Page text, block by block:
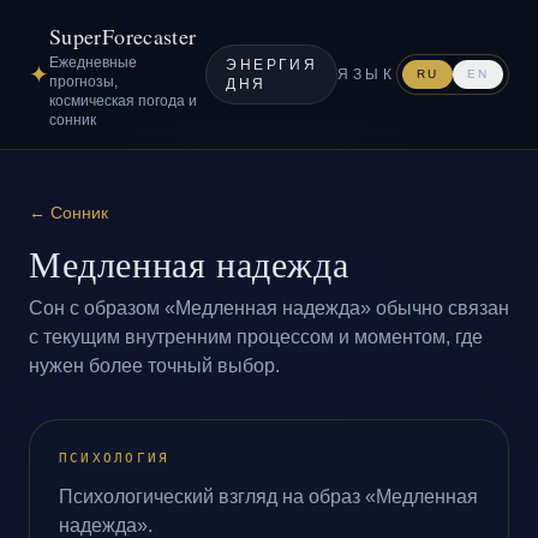
✦
SuperForecaster
Ежедневные
прогнозы,
космическая погода и
сонник
ЭНЕРГИЯ
ДНЯ
ЯЗЫК RU EN
← Сонник
Медленная надежда
Сон с образом «Медленная надежда» обычно связан
с текущим внутренним процессом и моментом, где
нужен более точный выбор.
ПСИХОЛОГИЯ
Психологический взгляд на образ «Медленная
надежда».